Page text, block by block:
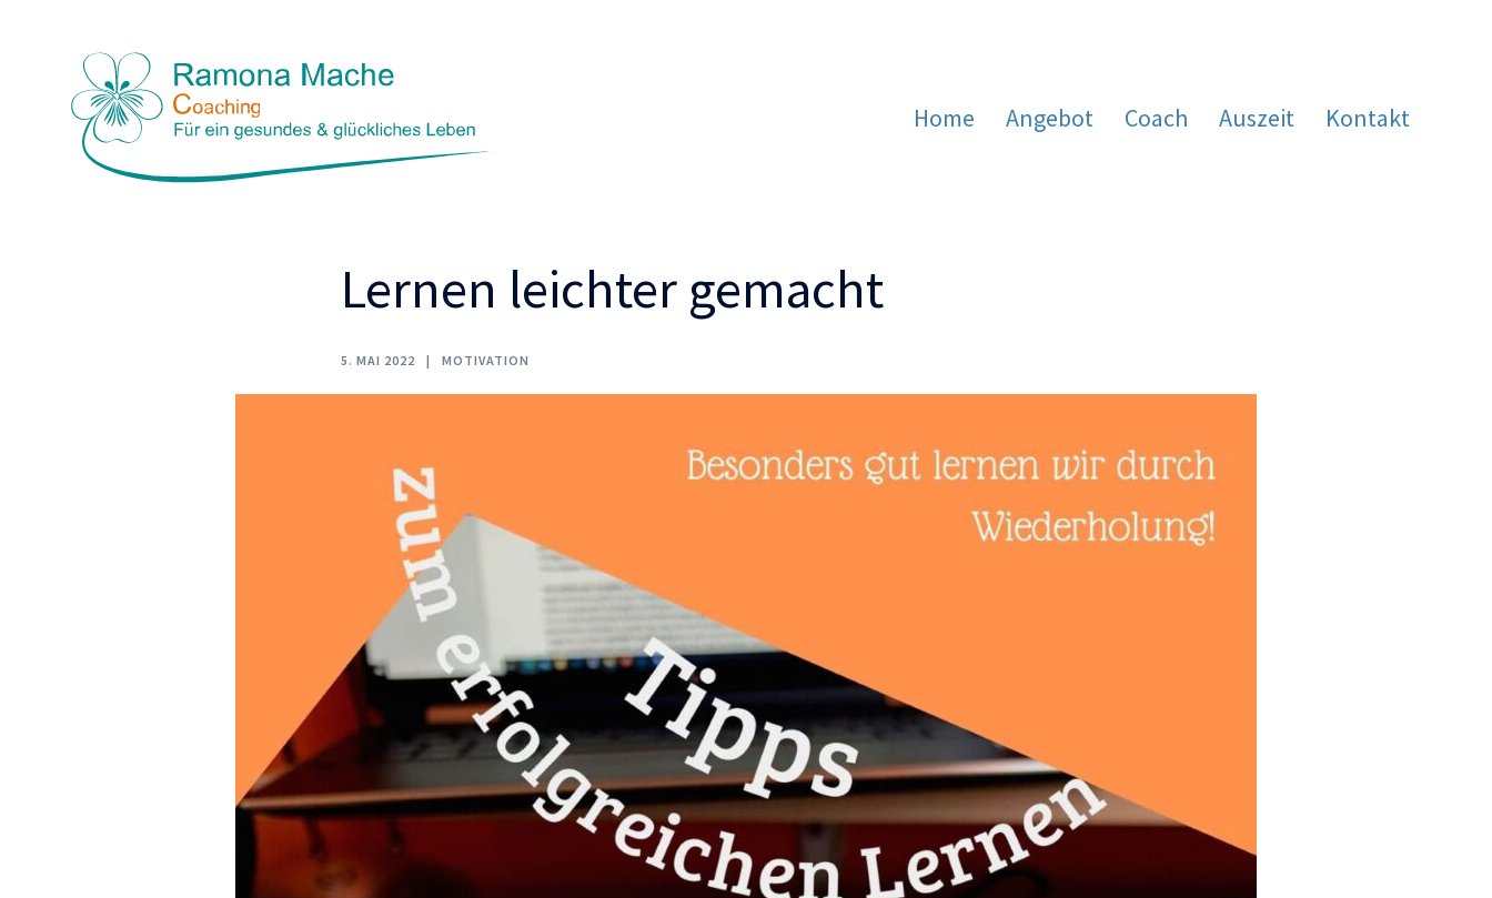
content
Home Angebot Coach Auszeit Kontakt
Lernen leichter gemacht
5. MAI 2022 MOTIVATION